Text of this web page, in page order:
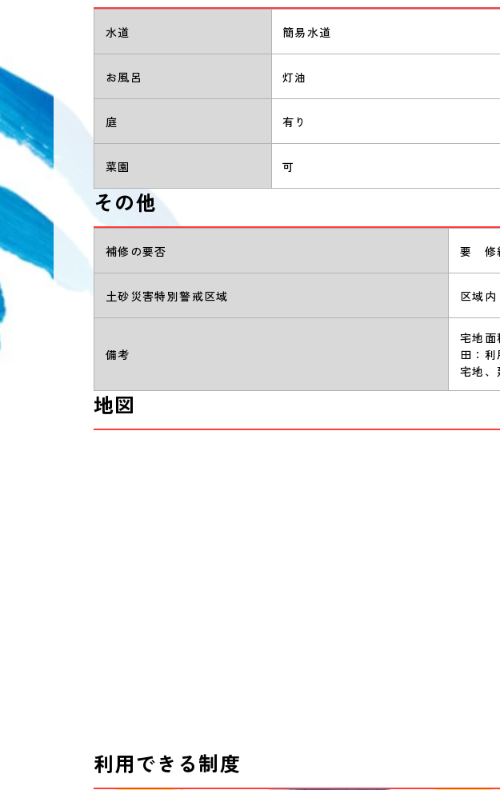
水道 簡易水道
お風呂 灯油
庭 有り
菜園 可
その他
補修の要否 要 修
土砂災害特別警戒区域 区域内
備考
宅地面
田：利
宅地
地図
利用できる制度